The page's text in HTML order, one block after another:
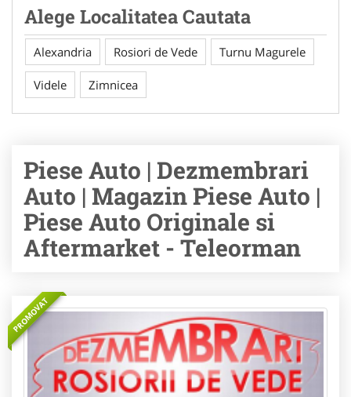
Alege Localitatea Cautata
Alexandria Rosiori de Vede Turnu Magurele
Videle Zimnicea
Piese Auto | Dezmembrari
Auto | Magazin Piese Auto |
Piese Auto Originale si
Aftermarket - Teleorman
PROMOVAT